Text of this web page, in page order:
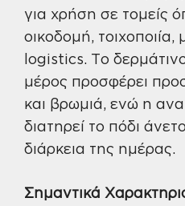
για χρήση σε τομείς
οικοδομή, τοιχοποιία,
logistics. Το
μέρος προσφέρει
και βρωμιά, ενώ η
διατηρεί το πόδι
διάρκεια της ημέρας.
Σημαντικά